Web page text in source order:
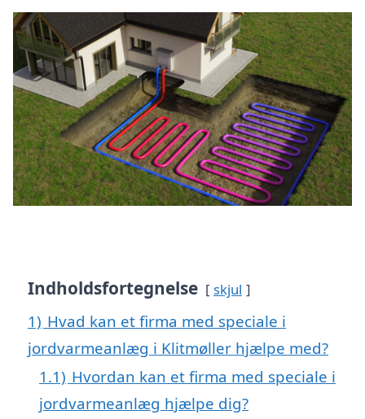
Indholdsfortegnelse skjul
1) Hvad kan et firma med speciale i
jordvarmeanlæg i Klitmøller hjælpe med?
1.1) Hvordan kan et firma med speciale i
jordvarmeanlæg hjælpe dig?